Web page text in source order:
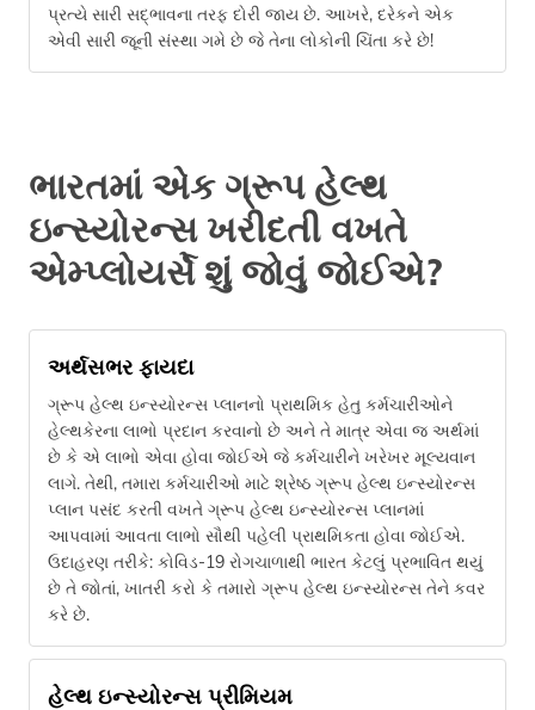
પ્રત્યે સારી સદ્ભાવના તરફ દોરી જાય છે. આખરે, દરેકને એક
એવી સારી જૂની સંસ્થા ગમે છે જે તેના લોકોની ચિંતા કરે છે!
ભારતમાં એક ગ્રૂપ હેલ્થ
ઇન્સ્યોરન્સ ખરીદતી વખતે
એમ્પ્લોયર્સે શું જોવું જોઈએ?
અર્થસભર ફાયદા
ગ્રૂપ હેલ્થ ઇન્સ્યોરન્સ પ્લાનનો પ્રાથમિક હેતુ કર્મચારીઓને
હેલ્થકેરના લાભો પ્રદાન કરવાનો છે અને તે માત્ર એવા જ અર્થમાં
છે કે એ લાભો એવા હોવા જોઈએ જે કર્મચારીને ખરેખર મૂલ્યવાન
લાગે. તેથી, તમારા કર્મચારીઓ માટે શ્રેષ્ઠ ગ્રૂપ હેલ્થ ઇન્સ્યોરન્સ
પ્લાન પસંદ કરતી વખતે ગ્રૂપ હેલ્થ ઇન્સ્યોરન્સ પ્લાનમાં
આપવામાં આવતા લાભો સૌથી પહેલી પ્રાથમિકતા હોવા જોઈએ.
ઉદાહરણ તરીકે: કોવિડ-19 રોગચાળાથી ભારત કેટલું પ્રભાવિત થયું
છે તે જોતાં, ખાતરી કરો કે તમારો ગ્રૂપ હેલ્થ ઇન્સ્યોરન્સ તેને કવર
કરે છે.
હેલ્થ ઇન્સ્યોરન્સ પ્રીમિયમ